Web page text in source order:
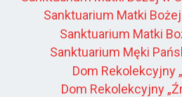
Sanktuarium Matki
Sanktuarium Matki
Sanktuarium Męki
Dom Rekolekcyjny
Dom Rekolekcyjny